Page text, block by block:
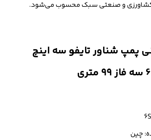
کشاورزی و صنعتی سبک محسوب می‌شود.
شناور تایفو سه اینچ
چین